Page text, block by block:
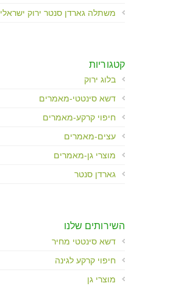
משתלה גארדן סנטר ירוק ישראלי
קטגוריות
בלוג ירוק
דשא סינטטי-מאמרים
חיפוי קרקע-מאמרים
עצים-מאמרים
מוצרי גן-מאמרים
גארדן סנטר
השירותים שלנו
דשא סינטטי מחיר
חיפוי קרקע לגינה
מוצרי גן